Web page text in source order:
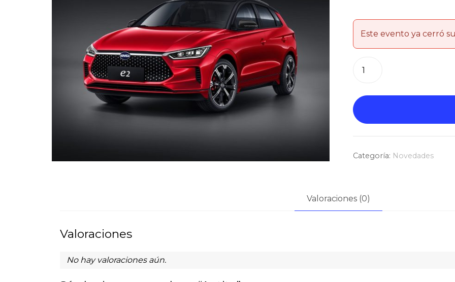
Este evento ya cerró
cantidad
Categoría: Novedades
Valoraciones (0)
Valoraciones
No hay valoraciones aún.